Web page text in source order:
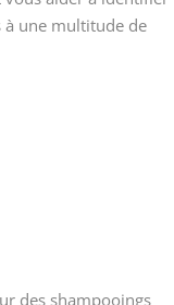
à une multitude de
des shampooings